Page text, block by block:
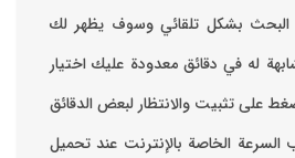
البحث بشكل تلقائي وسوف يظهر لك
له في دقائق معدودة ‏عليك اختيار
على تثبيت والانتظار لبعض الدقائق
الخاصة بالإنترنت ‏عند تحميل